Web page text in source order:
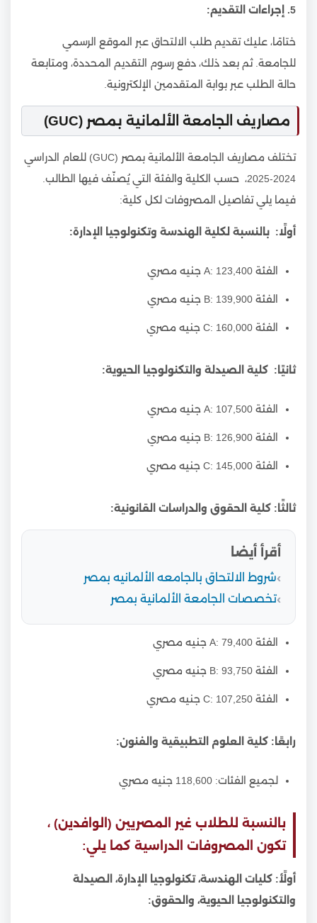
5. إجراءات التقديم:
ختامًا، عليك تقديم طلب الالتحاق عبر الموقع الرسمي
للجامعة. ثم بعد ذلك، دفع رسوم التقديم المحددة، ومتابعة
حالة الطلب عبر بوابة المتقدمين الإلكترونية.
مصاريف الجامعة الألمانية بمصر (GUC)
تختلف مصاريف الجامعة الألمانية بمصر (GUC) للعام الدراسي
2024-2025، حسب الكلية والفئة التي يُصنّف فيها الطالب.
فيما يلي تفاصيل المصروفات لكل كلية:
أولًا: بالنسبة لكلية الهندسة وتكنولوجيا الإدارة:
الفئة A: 123,400 جنيه مصري
الفئة B: 139,900 جنيه مصري
الفئة C: 160,000 جنيه مصري
ثانيًا: كلية الصيدلة والتكنولوجيا الحيوية:
الفئة A: 107,500 جنيه مصري
الفئة B: 126,900 جنيه مصري
الفئة C: 145,000 جنيه مصري
ثالثًا: كلية الحقوق والدراسات القانونية:
أقرأ أيضا
شروط الالتحاق بالجامعه الألمانيه بمصر
تخصصات الجامعة الألمانية بمصر
الفئة A: 79,400 جنيه مصري
الفئة B: 93,750 جنيه مصري
الفئة C: 107,250 جنيه مصري
رابعًا: كلية العلوم التطبيقية والفنون:
لجميع الفئات: 118,600 جنيه مصري
بالنسبة للطلاب غير المصريين (الوافدين) ،
تكون المصروفات الدراسية كما يلي:
أولًأ: كليات الهندسة، تكنولوجيا الإدارة، الصيدلة
والتكنولوجيا الحيوية، والحقوق: